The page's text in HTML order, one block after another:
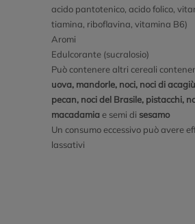
acido pantotenico, acido folico,
tiamina, riboflavina, vitamina B6)
Aromi
Edulcorante (sucralosio)
Può contenere altri cereali
uova, mandorle, noci, noci di
pecan, noci del Brasile, pistacchi,
macadamiae semi di sesamo
Un consumo eccessivo può avere
lassativi